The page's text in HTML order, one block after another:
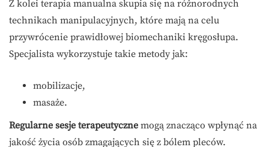
Z kolei terapia manualna skupia się na różnorodnych
technikach manipulacyjnych, które mają na celu
przywrócenie prawidłowej biomechaniki kręgosłupa.
Specjalista wykorzystuje takie metody jak:
mobilizacje,
masaże.
Regularne sesje terapeutyczne mogą znacząco wpłynąć na
jakość życia osób zmagających się z bólem pleców.